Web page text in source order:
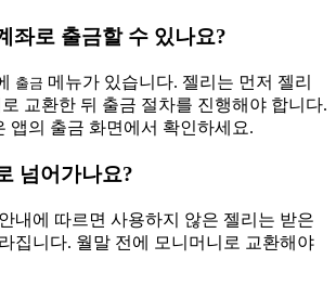
좌로 출금할 수 있나요?
출금 메뉴가 있습니다. 젤리는 먼저 젤리
교환한 뒤 출금 절차를 진행해야 합니다.
앱의 출금 화면에서 확인하세요.
넘어가나요?
내에 따르면 사용하지 않은 젤리는 받은
집니다. 월말 전에 모니머니로 교환해야